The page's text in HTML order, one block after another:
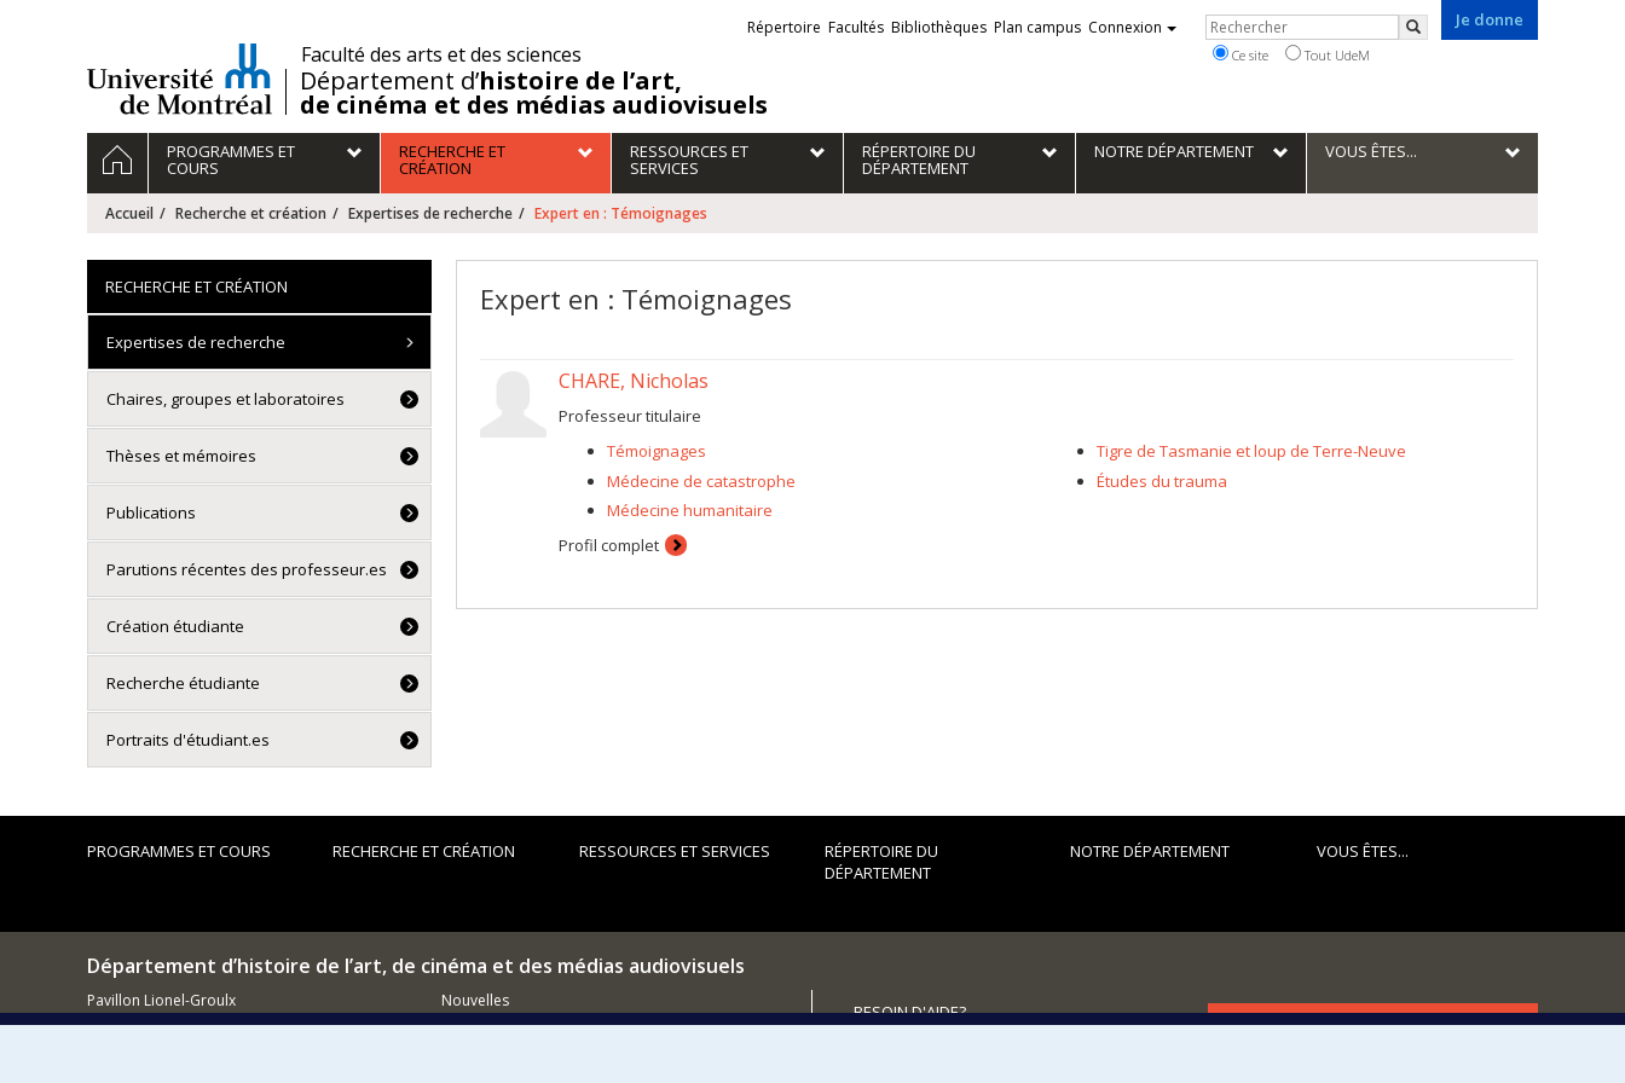
/Faculté des arts et des sciences
Département d’histoire de l’art,
de cinéma et des médias audiovisuels
Je donne
Liens
externes
Répertoire Facultés Bibliothèques Plan campus Connexion Rechercher
Rechercher
Ce site Tout UdeM
Navigation
principale
ACCUEILPROGRAMMES ET
COURS
RECHERCHE ET
CRÉATION
RESSOURCES ET
SERVICES
RÉPERTOIRE DU
DÉPARTEMENT
NOTRE DÉPARTEMENT VOUS ÊTES...
Accueil Recherche et création Expertises de recherche Expert en : Témoignages
Expert en : Témoignages
CHARE, Nicholas
Professeur titulaire
Témoignages
Médecine de catastrophe
Médecine humanitaire
Tigre de Tasmanie et loup de Terre-Neuve
Études du trauma
Profil complet
RECHERCHE ET CRÉATION
Expertises de recherche
Chaires, groupes et laboratoires
Thèses et mémoires
Publications
Parutions récentes des professeur.es
Création étudiante
Recherche étudiante
Portraits d'étudiant.es
PROGRAMMES ET COURS RECHERCHE ET CRÉATION RESSOURCES ET SERVICES
RÉPERTOIRE DU
DÉPARTEMENT
NOTRE DÉPARTEMENT VOUS ÊTES...
Département d’histoire de l’art, de cinéma et des médias audiovisuels
Pavillon Lionel-Groulx
3150, rue Jean-Brillant
Nouvelles
BESOIN D'AIDE?
FACULTÉ DES ARTS ET DES SCIENCES